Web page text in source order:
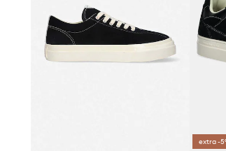
- Podwyższona cholewka.
- Okrągły nosek.
- Usztywniony zapiętek.
extra -